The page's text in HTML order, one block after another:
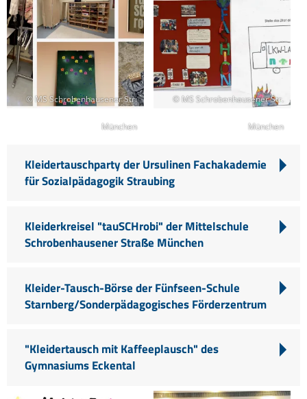
© MS Schrobenhausener Str.
München
© MS Schrobenhausener Str.
München
Kleidertauschparty der Ursulinen Fachakademie
für Sozialpädagogik Straubing
Kleiderkreisel "tauSCHrobi" der Mittelschule
Schrobenhausener Straße München
Kleider-Tausch-Börse der Fünfseen-Schule
Starnberg/Sonderpädagogisches Förderzentrum
"Kleidertausch mit Kaffeeplausch" des
Gymnasiums Eckental